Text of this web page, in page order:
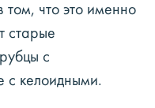
том, что это именно
старые
с
с келоидными.